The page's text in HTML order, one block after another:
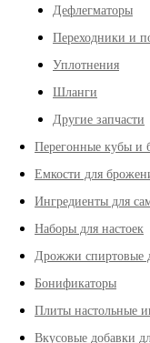
Дефлегматоры
Переходники и
Уплотнения
Шланги
Другие запчасти
Перегонные кубы и
Емкости для
Ингредиенты для
Наборы для настоек
Дрожжи спиртовые
Бонификаторы
Плиты настольные
Вкусовые добавки